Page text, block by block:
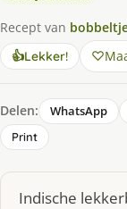
Recept van
👍Lekker!
Delen: WhatsApp
Print
Indische